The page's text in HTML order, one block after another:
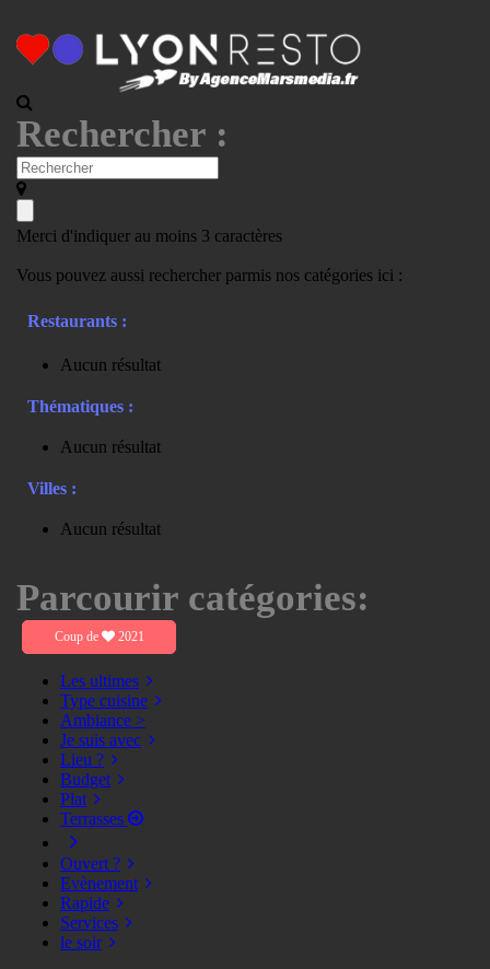
Rechercher :
Merci d'indiquer au moins 3 caractères
Vous pouvez aussi rechercher parmis nos catégories ici :
Restaurants :
Aucun résultat
Thématiques :
Aucun résultat
Villes :
Aucun résultat
Parcourir catégories:
Coup de 2021
Les ultimes
Type cuisine
Ambiance >
Je suis avec
Lieu ?
Budget
Plat
Terrasses
Ouvert ?
Evènement
Rapide
Services
le soir